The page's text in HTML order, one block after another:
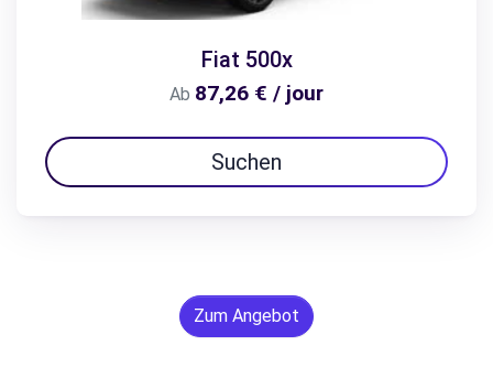
Fiat 500x
Ab 87,26 € / jour
Suchen
Zum Angebot